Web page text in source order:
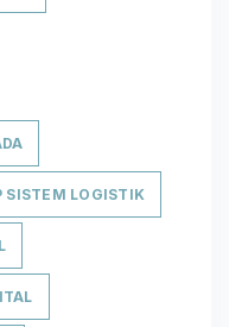
SISTEM LOGISTIK